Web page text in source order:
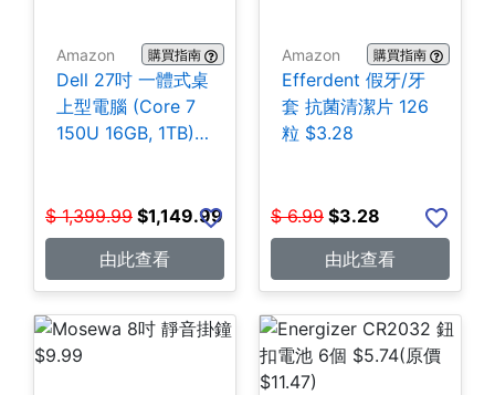
Amazon 購買指南
Dell 27吋 一體式桌
上型電腦 (Core 7
150U 16GB, 1TB)
$ 1,399.99 $1,149.99
由此查看
Amazon 購買指南
Efferdent 假牙/牙
套 抗菌清潔片 126
粒 $3.28
$ 6.99 $3.28
由此查看